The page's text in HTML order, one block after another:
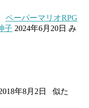
ペーパーマリオRPG
子 2024年6月20日 み
年8月2日
似た